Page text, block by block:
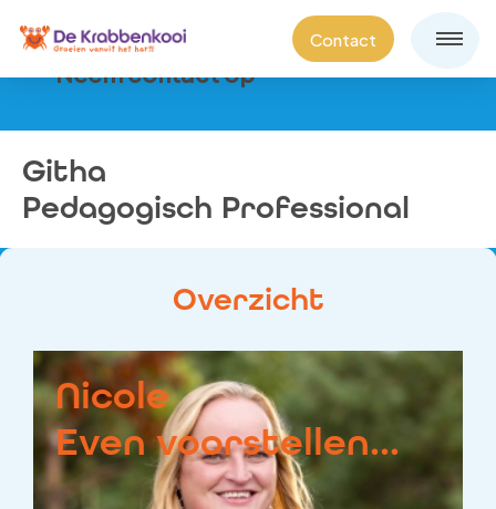
Contact
Githa
Pedagogisch Professional
Neem contact op
Overzicht
Nicole
Even voorstellen...